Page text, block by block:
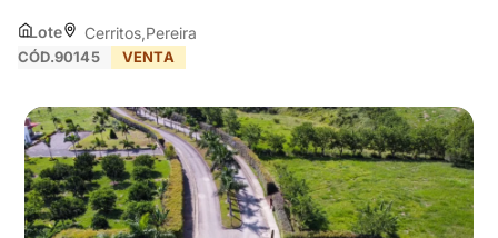
Lote Cerritos Pereira
CÓD.90145 VENTA